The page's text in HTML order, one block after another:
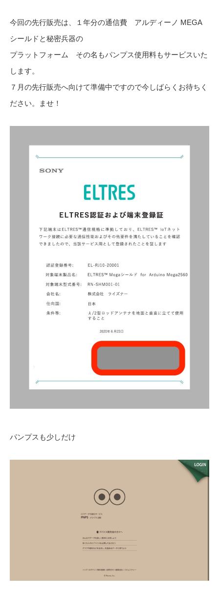
今回の先行販売は、１年分の通信費 アルディーノ MEGA
シールドと秘密兵器の
プラットフォーム その名もパンプス使用料もサービスいた
します。
７月の先行販売へ向けて準備中ですので今しばらくお待ちく
ださい。ませ！
パンプスも少しだけ